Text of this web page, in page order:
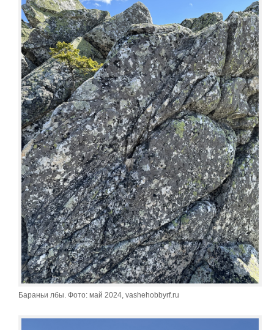
Бараньи лбы. Фото: май 2024, vashehobbyrf.ru